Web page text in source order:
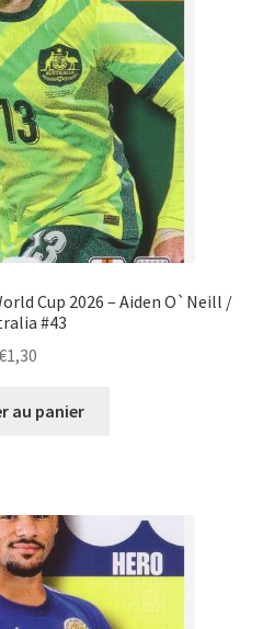
Cup 2026 – Aiden O`Neill /
#43
1,30
au panier